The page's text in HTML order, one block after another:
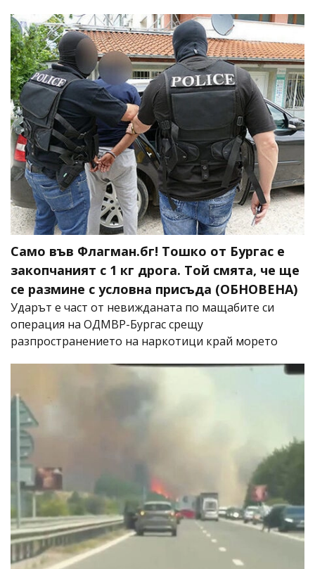
Само във Флагман.бг! Тошко от Бургас е
закопчаният с 1 кг дрога. Той смята, че ще
се размине с условна присъда (ОБНОВЕНА)
Ударът е част от невижданата по мащабите си
операция на ОДМВР-Бургас срещу
разпространението на наркотици край морето